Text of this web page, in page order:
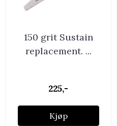
150 grit Sustain
replacement. ...
225,-
Kjøp